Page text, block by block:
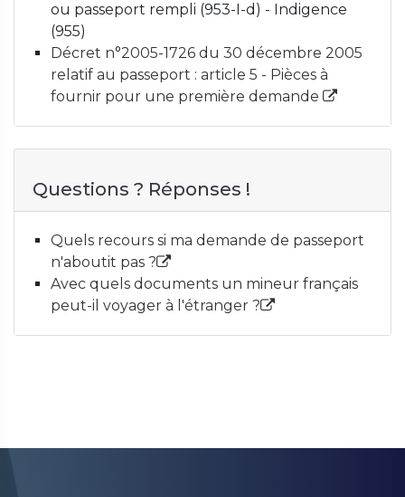
ou passeport rempli (953-I-d) - Indigence
(955)
Décret n°2005-1726 du 30 décembre 2005
relatif au passeport : article 5 - Pièces à
fournir pour une première demande
Questions ? Réponses !
Quels recours si ma demande de passeport
n'aboutit pas ?
Avec quels documents un mineur français
peut-il voyager à l'étranger ?